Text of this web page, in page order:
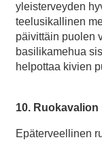
yleisterveyden
teelusikallinen
päivittäin puolen
basilikamehua
helpottaa kivien
10.
Epäterveellinen